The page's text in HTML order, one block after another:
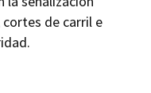
de carril e